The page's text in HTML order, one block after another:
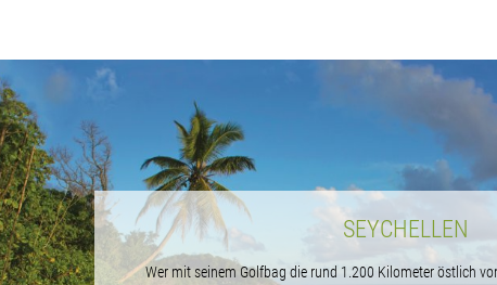
SEYCHELLEN
Wer mit seinem Golfbag die rund 1.200 Kilometer östlich